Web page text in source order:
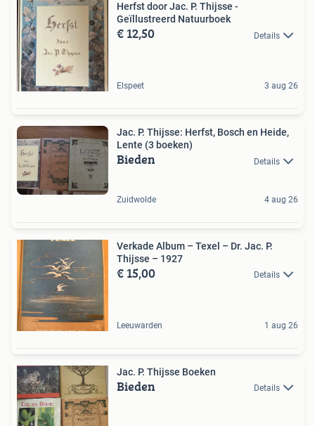
Herfst door Jac. P. Thijsse -
Geïllustreerd Natuurboek
€ 12,50 Details
Elspeet 3 aug 26
Jac. P. Thijsse: Herfst, Bosch en Heide,
Lente (3 boeken)
Bieden Details
Zuidwolde 4 aug 26
Verkade Album – Texel – Dr. Jac. P.
Thijsse – 1927
€ 15,00 Details
Leeuwarden 1 aug 26
Jac. P. Thijsse Boeken
Bieden Details